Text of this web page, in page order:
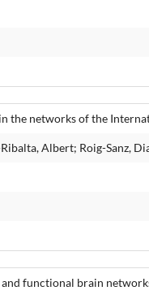
the networks of the
Albert; Roig-Sanz,
functional brain